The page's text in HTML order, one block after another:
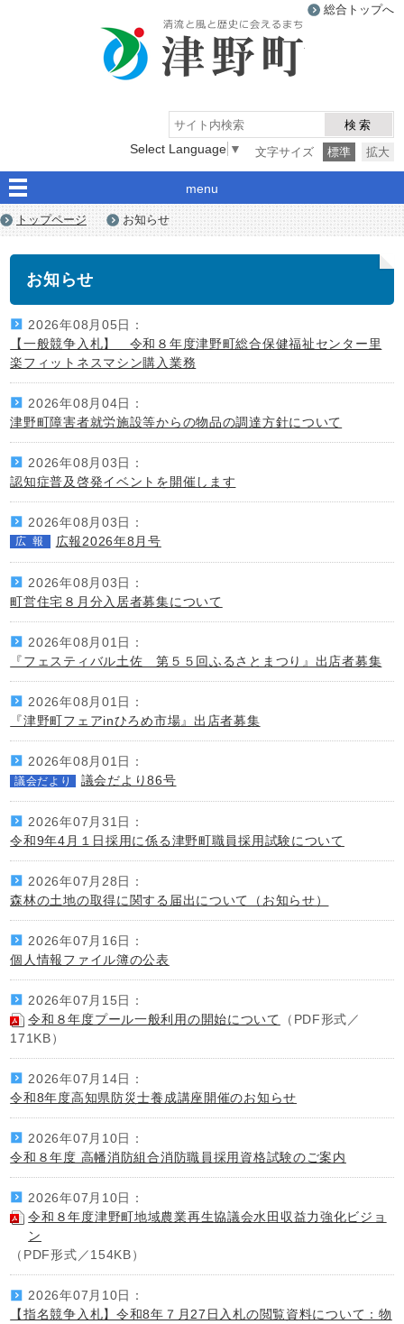
総合トップへ
検索
文字サイズ
標準 拡大
Select Language ▼
menu
トップページ お知らせ
お知らせ
2026年08月05日：
【一般競争入札】 令和８年度津野町総合保健福祉センター里
楽フィットネスマシン購入業務
2026年08月04日：
津野町障害者就労施設等からの物品の調達方針について
2026年08月03日：
認知症普及啓発イベントを開催します
2026年08月03日：
広報 広報2026年8月号
2026年08月03日：
町営住宅８月分入居者募集について
2026年08月01日：
『フェスティバル土佐 第５５回ふるさとまつり』出店者募集
2026年08月01日：
『津野町フェアinひろめ市場』出店者募集
2026年08月01日：
議会だより 議会だより86号
2026年07月31日：
令和9年4月１日採用に係る津野町職員採用試験について
2026年07月28日：
森林の土地の取得に関する届出について（お知らせ）
2026年07月16日：
個人情報ファイル簿の公表
2026年07月15日：
令和８年度プール一般利用の開始について
（PDF形式／
171KB）
2026年07月14日：
令和8年度高知県防災士養成講座開催のお知らせ
2026年07月10日：
令和８年度 高幡消防組合消防職員採用資格試験のご案内
2026年07月10日：
令和８年度津野町地域農業再生協議会水田収益力強化ビジョ
ン
（PDF形式／154KB）
2026年07月10日：
【指名競争入札】令和8年７月27日入札の閲覧資料について：物